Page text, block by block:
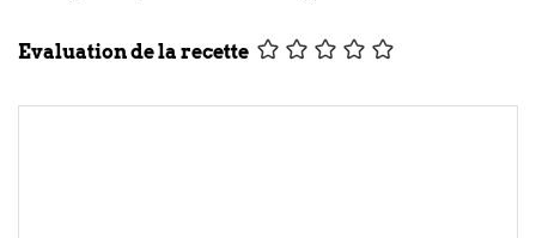
Evaluation de la recette